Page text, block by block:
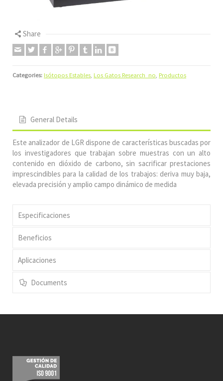
Share
Categories: Isótopos Estables, Los Gatos Research_no, Productos
General Details
Este analizador de LGR dispone de características buscadas por
los investigadores que trabajan sobre muestras con un alto
contenido en dióxido de carbono, sin sacrificar prestaciones
imprescindibles para la calidad de los trabajos: deriva muy baja,
elevada precisión y amplio campo dinámico de medida
Especificaciones
Beneficios
Aplicaciones
Documents